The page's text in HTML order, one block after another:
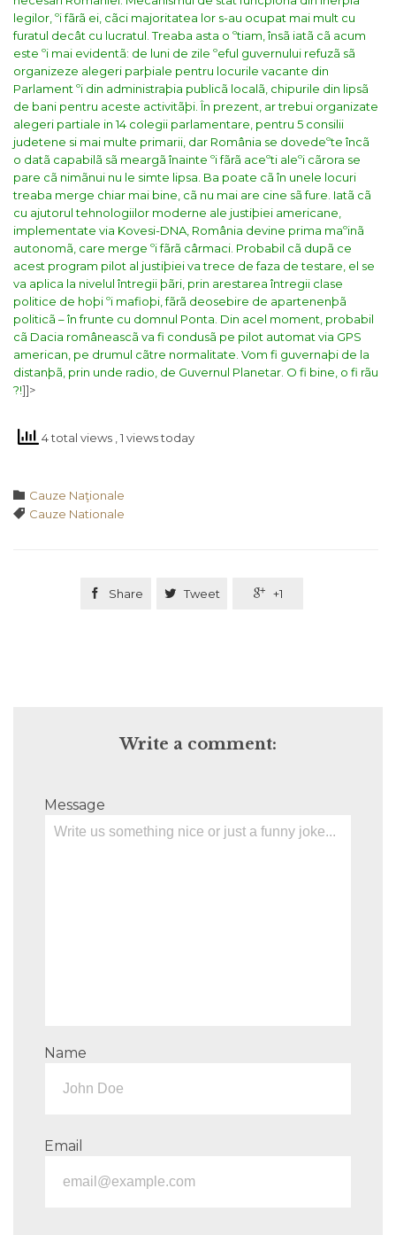
legilor, ºi fãrã ei, cãci majoritatea lor s-au ocupat mai mult cu
furatul decât cu lucratul. Treaba asta o ºtiam, însã iatã cã acum
este ºi mai evidentã: de luni de zile ºeful guvernului refuzã sã
organizeze alegeri parþiale pentru locurile vacante din
Parlament ºi din administraþia publicã localã, chipurile din lipsã
de bani pentru aceste activitãþi. În prezent, ar trebui organizate
alegeri partiale in 14 colegii parlamentare, pentru 5 consilii
judetene si mai multe primarii, dar România se dovedeºte încã
o datã capabilã sã meargã înainte ºi fãrã aceºti aleºi cãrora se
pare cã nimãnui nu le simte lipsa. Ba poate cã în unele locuri
treaba merge chiar mai bine, cã nu mai are cine sã fure. Iatã cã
cu ajutorul tehnologiilor moderne ale justiþiei americane,
implementate via Kovesi-DNA, România devine prima maºinã
autonomã, care merge ºi fãrã cârmaci. Probabil cã dupã ce
acest program pilot al justiþiei va trece de faza de testare, el se
va aplica la nivelul întregii þãri, prin arestarea întregii clase
politice de hoþi ºi mafioþi, fãrã deosebire de apartenenþã
politicã – în frunte cu domnul Ponta. Din acel moment, probabil
cã Dacia româneascã va fi condusã pe pilot automat via GPS
american, pe drumul cãtre normalitate. Vom fi guvernaþi de la
distanþã, prin unde radio, de Guvernul Planetar. O fi bine, o fi rãu
?!]]>
4 total views , 1 views today
 Category
Cauze Naţionale
 Tags
Cauze Nationale
 Share  Tweet  +1
Write a comment:
Message
Name
Email